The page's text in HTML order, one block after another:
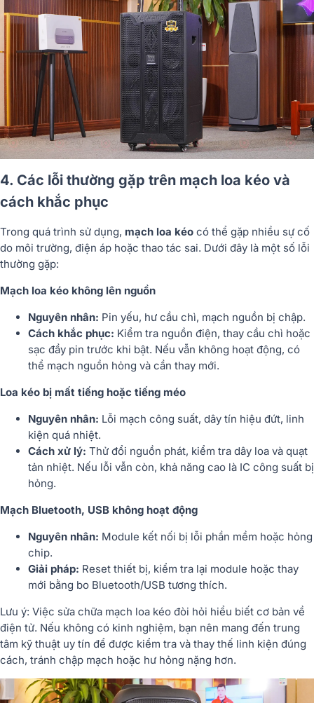
4. Các lỗi thường gặp trên mạch loa kéo và
cách khắc phục
Trong quá trình sử dụng, mạch loa kéo có thể gặp nhiều sự cố
do môi trường, điện áp hoặc thao tác sai. Dưới đây là một số lỗi
thường gặp:
Mạch loa kéo không lên nguồn
Nguyên nhân: Pin yếu, hư cầu chì, mạch nguồn bị chập.
Cách khắc phục: Kiểm tra nguồn điện, thay cầu chì hoặc
sạc đầy pin trước khi bật. Nếu vẫn không hoạt động, có
thể mạch nguồn hỏng và cần thay mới.
Loa kéo bị mất tiếng hoặc tiếng méo
Nguyên nhân: Lỗi mạch công suất, dây tín hiệu đứt, linh
kiện quá nhiệt.
Cách xử lý: Thử đổi nguồn phát, kiểm tra dây loa và quạt
tản nhiệt. Nếu lỗi vẫn còn, khả năng cao là IC công suất bị
hỏng.
Mạch Bluetooth, USB không hoạt động
Nguyên nhân: Module kết nối bị lỗi phần mềm hoặc hỏng
chip.
Giải pháp: Reset thiết bị, kiểm tra lại module hoặc thay
mới bằng bo Bluetooth/USB tương thích.
Lưu ý: Việc sửa chữa mạch loa kéo đòi hỏi hiểu biết cơ bản về
điện tử. Nếu không có kinh nghiệm, bạn nên mang đến trung
tâm kỹ thuật uy tín để được kiểm tra và thay thế linh kiện đúng
cách, tránh chập mạch hoặc hư hỏng nặng hơn.